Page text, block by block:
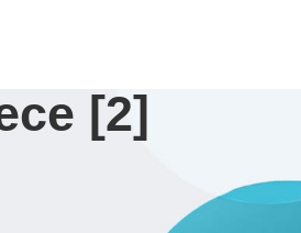
[2]